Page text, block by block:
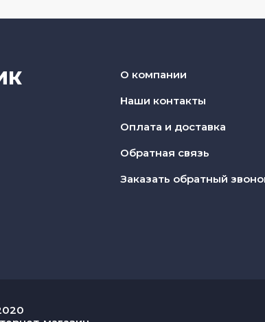
О компании
Наши контакты
Оплата и доставка
Обратная связь
Заказать обратный